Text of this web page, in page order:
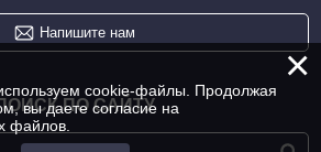
Напишите нам
ПО САЙТУ
×
cookie-файлы. Продолжая
вы даете согласие на
файлов.